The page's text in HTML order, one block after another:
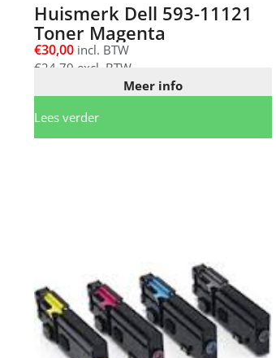
Huismerk Dell 593-11121
Toner Magenta
€30,00 incl. BTW
€24,79 excl. BTW
Meer info
Lees verder